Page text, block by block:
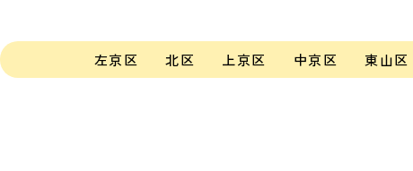
左京区 北区 上京区 中京区 東山区